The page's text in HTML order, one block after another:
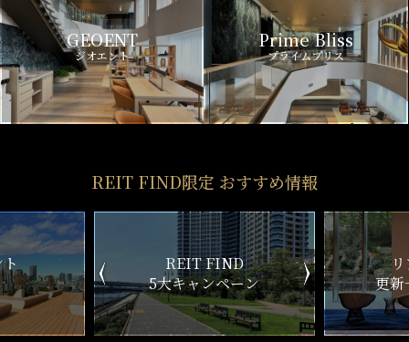
GEOENT
ジオエント
Prime Bliss
プライムブリス
REIT FIND限定 おすすめ情報
ン
リアルタイム
更新一覧チェック
新